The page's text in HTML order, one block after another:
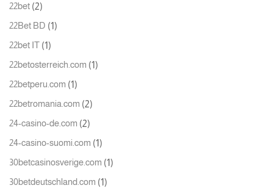
22bet (2)
22Bet BD (1)
22bet IT (1)
22betosterreich.com (1)
22betperu.com (1)
22betromania.com (2)
24-casino-de.com (2)
24-casino-suomi.com (1)
30betcasinosverige.com (1)
30betdeutschland.com (1)